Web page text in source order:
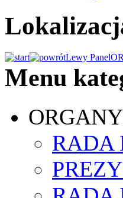
Lewy Panel
Menu
RADA